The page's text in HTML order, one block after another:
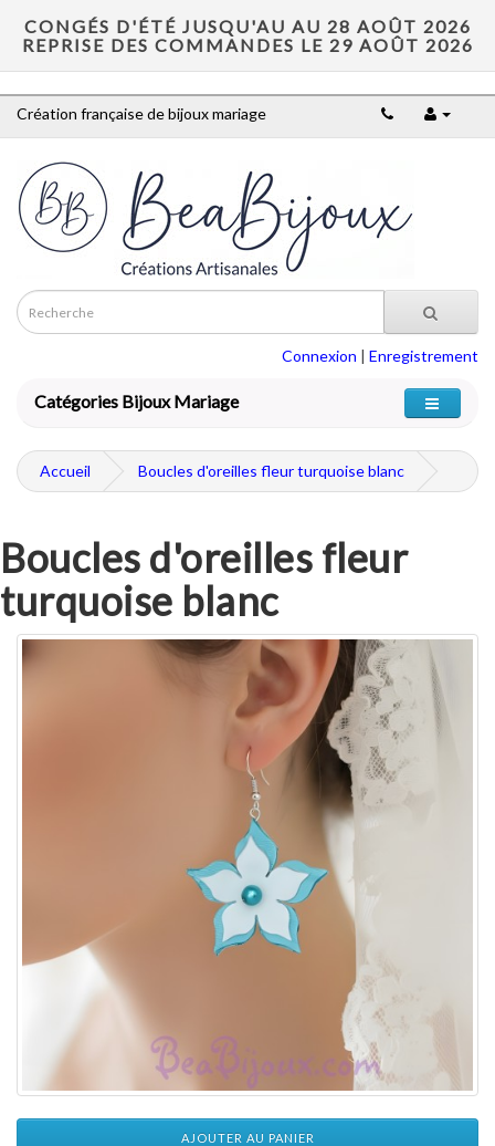
CONGÉS D'ÉTÉ JUSQU'AU AU 28 AOÛT 2026
REPRISE DES COMMANDES LE 29 AOÛT 2026
Création française de bijoux mariage
Connexion | Enregistrement
Catégories Bijoux Mariage
Accueil Boucles d'oreilles fleur turquoise blanc
Boucles d'oreilles fleur
turquoise blanc
AJOUTER AU PANIER